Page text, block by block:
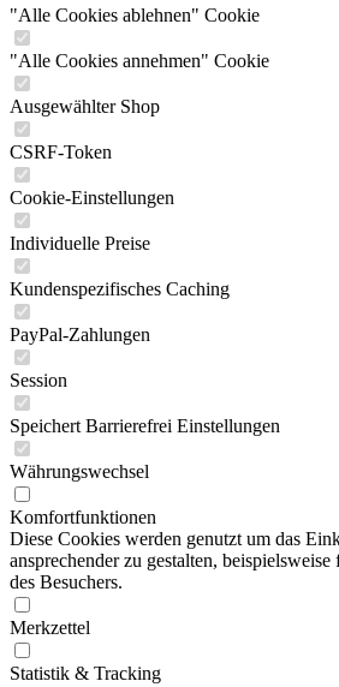
"Alle Cookies ablehnen" Cookie
"Alle Cookies annehmen" Cookie
Ausgewählter Shop
CSRF-Token
Cookie-Einstellungen
Individuelle Preise
Kundenspezifisches Caching
PayPal-Zahlungen
Session
Speichert Barrierefrei Einstellungen
Währungswechsel
Komfortfunktionen
Diese Cookies werden genutzt um das
ansprechender zu gestalten,
des Besuchers.
Merkzettel
Statistik & Tracking